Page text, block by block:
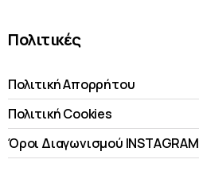
Πολιτικές
Πολιτική Απορρήτου
Πολιτική Cookies
Όροι Διαγωνισμού INSTAGRAM